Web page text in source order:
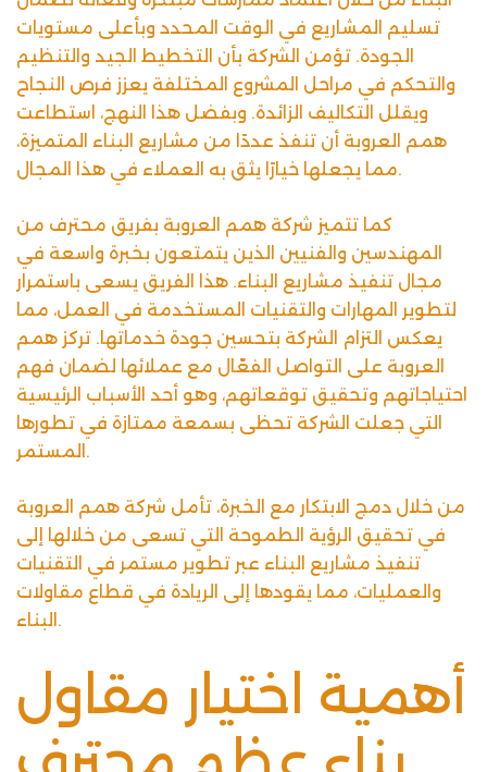
تسليم المشاريع في الوقت المحدد وبأعلى مستويات
الجودة. تؤمن الشركة بأن التخطيط الجيد والتنظيم
والتحكم في مراحل المشروع المختلفة يعزز فرص النجاح
ويقلل التكاليف الزائدة. وبفضل هذا النهج، استطاعت
همم العروبة أن تنفذ عددًا من مشاريع البناء المتميزة،
مما يجعلها خيارًا يثق به العملاء في هذا المجال.
كما تتميز شركة همم العروبة بفريق محترف من
المهندسين والفنيين الذين يتمتعون بخبرة واسعة في
مجال تنفيذ مشاريع البناء. هذا الفريق يسعى باستمرار
لتطوير المهارات والتقنيات المستخدمة في العمل، مما
يعكس التزام الشركة بتحسين جودة خدماتها. تركز همم
العروبة على التواصل الفعّال مع عملائها لضمان فهم
احتياجاتهم وتحقيق توقعاتهم، وهو أحد الأسباب الرئيسية
التي جعلت الشركة تحظى بسمعة ممتازة في تطورها
المستمر.
من خلال دمج الابتكار مع الخبرة، تأمل شركة همم العروبة
في تحقيق الرؤية الطموحة التي تسعى من خلالها إلى
تنفيذ مشاريع البناء عبر تطوير مستمر في التقنيات
والعمليات، مما يقودها إلى الريادة في قطاع مقاولات
البناء.
أهمية اختيار مقاول